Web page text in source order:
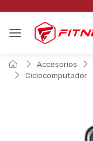
Accesorios
Ciclocomputador